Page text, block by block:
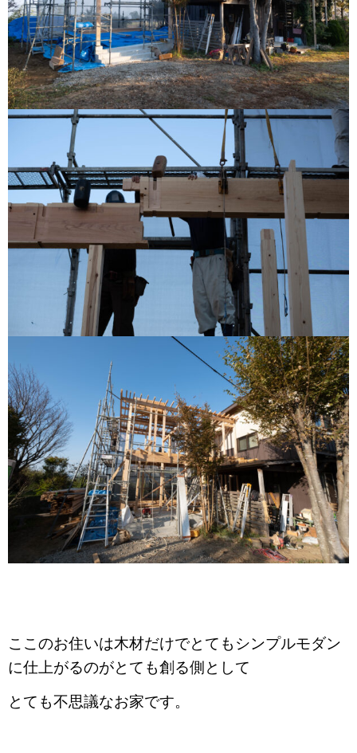
ここのお住いは木材だけでとてもシンプルモダン
に仕上がるのがとても創る側として
とても不思議なお家です。